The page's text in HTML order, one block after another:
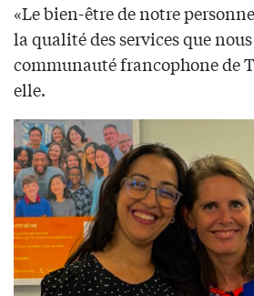
«Le bien-être de notre
la qualité des services que
communauté francophone de
elle.